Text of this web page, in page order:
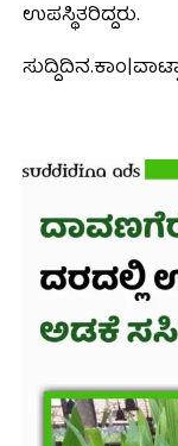
ಉಪಸ್ಥಿತರಿದ್ದರು.